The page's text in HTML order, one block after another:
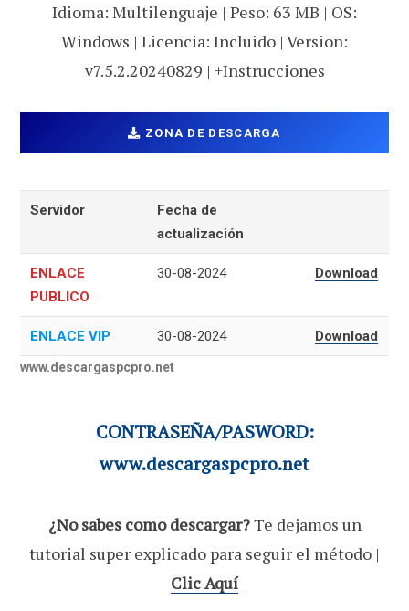
Idioma: Multilenguaje | Peso: 63 MB | OS:
Windows | Licencia: Incluido | Version:
v7.5.2.20240829 | +Instrucciones
ZONA DE DESCARGA
Servidor
Fecha de
actualización
ENLACE
PUBLICO
30-08-2024 Download
ENLACE VIP 30-08-2024 Download
www.descargaspcpro.net
CONTRASEÑA/PASWORD:
www.descargaspcpro.net
¿No sabes como descargar?Te dejamos un
tutorial super explicado para seguir el método |
Clic Aquí